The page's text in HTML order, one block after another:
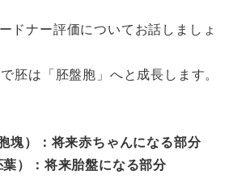
ドナー評価についてお話しましょ
胚は「胚盤胞」へと成長します。
塊）：将来赤ちゃんになる部分
葉）：将来胎盤になる部分